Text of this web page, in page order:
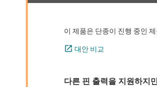
이 제품은 단종이 진행 중인
대안 비교
다른 핀 출력을 지원하지